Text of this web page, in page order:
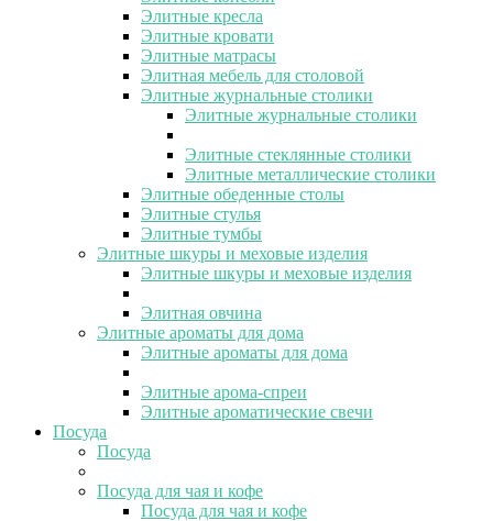
Элитные кресла
Элитные кровати
Элитные матрасы
Элитная мебель для столовой
Элитные журнальные столики
Элитные журнальные столики
Элитные стеклянные столики
Элитные металлические столики
Элитные обеденные столы
Элитные стулья
Элитные тумбы
Элитные шкуры и меховые изделия
Элитные шкуры и меховые изделия
Элитная овчина
Элитные ароматы для дома
Элитные ароматы для дома
Элитные арома-спреи
Элитные ароматические свечи
Посуда
Посуда
Посуда для чая и кофе
Посуда для чая и кофе